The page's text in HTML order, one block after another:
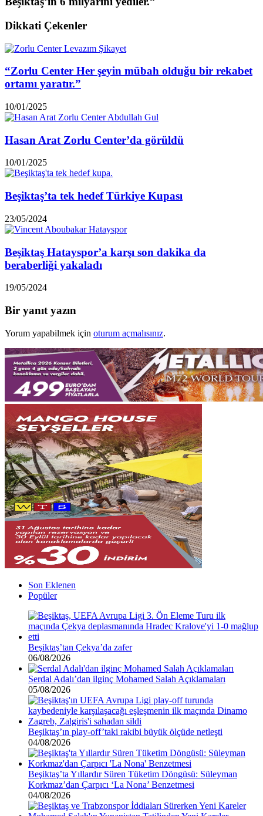
Dikkati Çekenler
“Zorlu Center Her şeyin mübah olduğu bir rekabet
ortamı yaratır.”
10/01/2025
Hasan Arat Zorlu Center’da görüldü
10/01/2025
Beşiktaş’ta tek hedef Türkiye Kupası
23/05/2024
Beşiktaş Hatayspor’a karşı son dakika da
beraberliği yakaladı
19/05/2024
Bir yanıt yazın
Yorum yapabilmek için oturum açmalısınız.
Son Eklenen
Popüler
Beşiktaş’tan Çekya’da zafer
06/08/2026
Serdal Adalı’dan ilginç Mohamed Salah Açıklamaları
05/08/2026
Beşiktaş’ın play-off’taki rakibi büyük ölçüde netleşti
04/08/2026
Beşiktaş’ta Yıllardır Süren Tüketim Döngüsü: Süleyman
Korkmaz’dan Çarpıcı ‘La Nona’ Benzetmesi
04/08/2026